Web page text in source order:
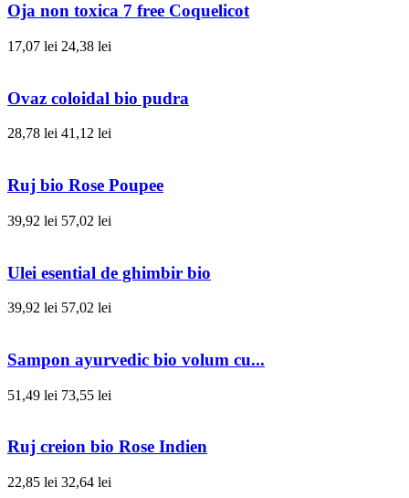
Oja non toxica 7 free Coquelicot
17,07 lei 24,38 lei
Ovaz coloidal bio pudra
28,78 lei 41,12 lei
Ruj bio Rose Poupee
39,92 lei 57,02 lei
Ulei esential de ghimbir bio
39,92 lei 57,02 lei
Sampon ayurvedic bio volum cu...
51,49 lei 73,55 lei
Ruj creion bio Rose Indien
22,85 lei 32,64 lei